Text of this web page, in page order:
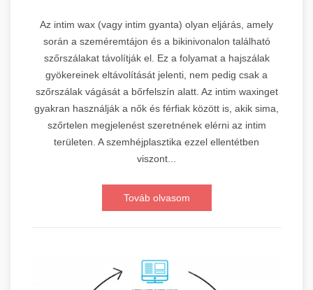
Az intim wax (vagy intim gyanta) olyan eljárás, amely
során a szeméremtájon és a bikinivonalon található
szőrszálakat távolítják el. Ez a folyamat a hajszálak
gyökereinek eltávolítását jelenti, nem pedig csak a
szőrszálak vágását a bőrfelszín alatt. Az intim waxinget
gyakran használják a nők és férfiak között is, akik sima,
szőrtelen megjelenést szeretnének elérni az intim
területen. A szemhéjplasztika ezzel ellentétben
viszont...
Továb olvasom